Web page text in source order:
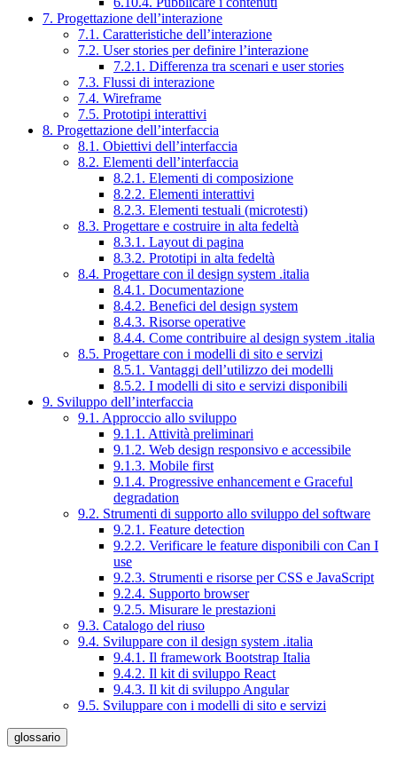
7. Progettazione dell’interazione
7.1. Caratteristiche dell’interazione
7.2. User stories per definire l’interazione
7.2.1. Differenza tra scenari e user stories
7.3. Flussi di interazione
7.4. Wireframe
7.5. Prototipi interattivi
8. Progettazione dell’interfaccia
8.1. Obiettivi dell’interfaccia
8.2. Elementi dell’interfaccia
8.2.1. Elementi di composizione
8.2.2. Elementi interattivi
8.2.3. Elementi testuali (microtesti)
8.3. Progettare e costruire in alta fedeltà
8.3.1. Layout di pagina
8.3.2. Prototipi in alta fedeltà
8.4. Progettare con il design system .italia
8.4.1. Documentazione
8.4.2. Benefici del design system
8.4.3. Risorse operative
8.4.4. Come contribuire al design system .italia
8.5. Progettare con i modelli di sito e servizi
8.5.1. Vantaggi dell’utilizzo dei modelli
8.5.2. I modelli di sito e servizi disponibili
9. Sviluppo dell’interfaccia
9.1. Approccio allo sviluppo
9.1.1. Attività preliminari
9.1.2. Web design responsivo e accessibile
9.1.3. Mobile first
9.1.4. Progressive enhancement e Graceful
degradation
9.2. Strumenti di supporto allo sviluppo del software
9.2.1. Feature detection
9.2.2. Verificare le feature disponibili con Can I
use
9.2.3. Strumenti e risorse per CSS e JavaScript
9.2.4. Supporto browser
9.2.5. Misurare le prestazioni
9.3. Catalogo del riuso
9.4. Sviluppare con il design system .italia
9.4.1. Il framework Bootstrap Italia
9.4.2. Il kit di sviluppo React
9.4.3. Il kit di sviluppo Angular
9.5. Sviluppare con i modelli di sito e servizi
glossario